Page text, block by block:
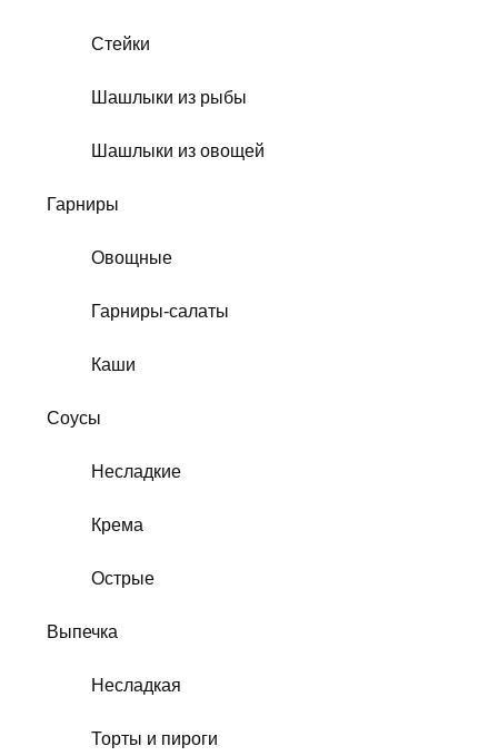
Стейки
Шашлыки из рыбы
Шашлыки из овощей
Гарниры
Овощные
Гарниры-салаты
Каши
Соусы
Несладкие
Крема
Острые
Выпечка
Несладкая
Торты и пироги